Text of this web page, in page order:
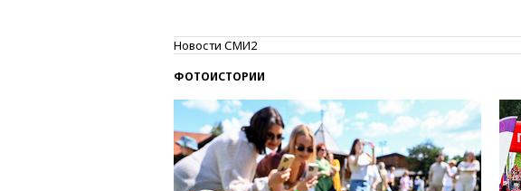
Новости СМИ2
ФОТОИСТОРИИ